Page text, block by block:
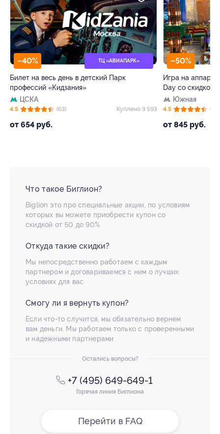
–40% ТЦ «АВИАПАРК»
Билет на весь день в детский Парк
профессий «Кидзания»
ЦСКА
от 654 руб.
4.5 (63) Куплено 3 593
–50%
Игра на
Day со скидкой
Южная
от 845 руб.
4.5 (38)
Что такое Биглион?
Biglion это про специальные акции, по условиям
которых вы можете приобрести купон со
скидкой от 50 до 90%
Откуда такие скидки?
Мы непосредственно работаем с каждым
партнером и договариваемся с ним о лучших
условиях для вас
Смогу ли я вернуть купон?
Если что-то случится, мы обязательно вернем
вам деньги. Мы работаем только с проверенными
и надежными партнерами
Остались вопросы?
+7 (495) 649-649-1
Горячая линия Биглиона
Перейти в FAQ